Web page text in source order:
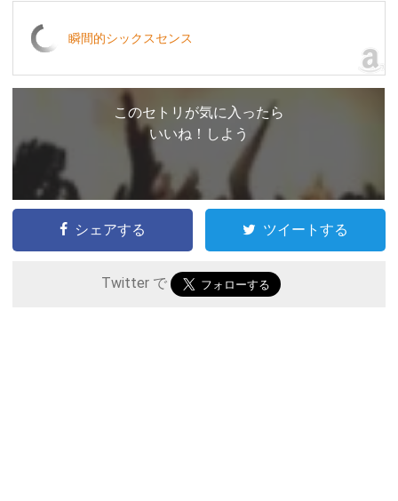
瞬間的シックスセンス
このセトリが気に入ったら
いいね！しよう
シェアする ツイートする
Twitter で